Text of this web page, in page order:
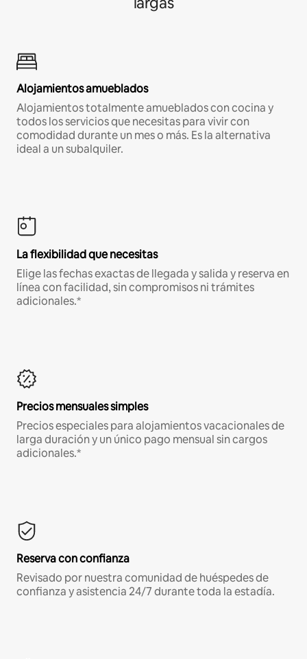
Alojamientos amueblados
Alojamientos totalmente amueblados con cocina y
todos los servicios que necesitas para vivir con
comodidad durante un mes o más. Es la alternativa
ideal a un subalquiler.
La flexibilidad que necesitas
Elige las fechas exactas de llegada y salida y reserva en
línea con facilidad, sin compromisos ni trámites
adicionales.*
Precios mensuales simples
Precios especiales para alojamientos vacacionales de
larga duración y un único pago mensual sin cargos
adicionales.*
Reserva con confianza
Revisado por nuestra comunidad de huéspedes de
confianza y asistencia 24/7 durante toda la estadía.